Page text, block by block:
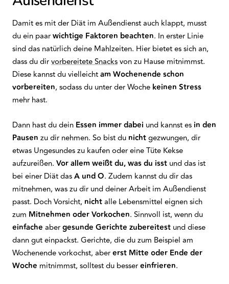
Damit es mit der Diät im Außendienst auch klappt, musst
du ein paarwichtige Faktoren beachten. In erster Linie
sind das natürlich deine Mahlzeiten. Hier bietet es sich an,
dass du dirvorbereitete Snacksvon zu Hause mitnimmst.
Diese kannst du vielleichtam Wochenende schon
vorbereiten, sodass du unter der Woche keinen Stress
mehr hast.
Dann hast du dein Essen immer dabei und kannst es in den
Pausen zu dir nehmen. So bist du nichtgezwungen, dir
etwas Ungesundes zu kaufen oder eine Tüte Kekse
aufzureißen. Vor allem weißt du, was du isst und das ist
bei einer Diät dasA und O. Zudem kannst du dir das
mitnehmen, was zu dir und deiner Arbeit im Außendienst
passt. Doch Vorsicht, nichtalle Lebensmittel eignen sich
zum Mitnehmen oder Vorkochen. Sinnvoll ist, wenn du
einfache abergesunde Gerichte zubereitest und diese
dann gut einpackst. Gerichte, die du zum Beispiel am
Wochenende vorkochst, abererst Mitte oder Ende der
Woche mitnimmst, solltest du bessereinfrieren.